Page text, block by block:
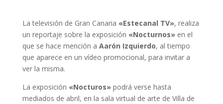
La televisión de Gran Canaria «Estecanal TV», realiza
un reportaje sobre la exposición «Nocturnos» en el
que se hace mención a Aarón Izquierdo, al tiempo
que aparece en un vídeo promocional, para invitar a
ver la misma.
La exposición «Nocturos»podrá verse hasta
mediados de abril, en la sala virtual de arte de Villa de